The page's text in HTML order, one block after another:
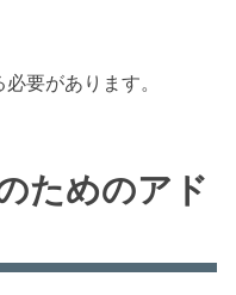
要があります。
ためのアド